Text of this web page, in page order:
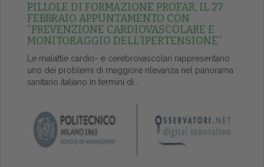
PILLOLE DI FORMAZIONE PROFAR, IL 27
FEBBRAIO APPUNTAMENTO CON
“PREVENZIONE CARDIOVASCOLARE E
MONITORAGGIO DELL’IPERTENSIONE”
Le malattie cardio- e cerebrovascolari rappresentano
uno dei problemi di maggiore rilevanza nel panorama
sanitario italiano in termini di...